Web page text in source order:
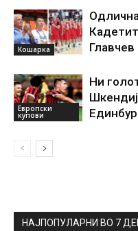
Кошарка
Европски
купови
Ни
НАЈПОПУЛАРНИ ВО 7